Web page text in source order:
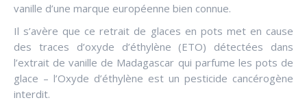
vanille d’une marque européenne bien connue.
Il s’avère que ce retrait de glaces en pots met en cause
des traces d’oxyde d’éthylène (ETO) détectées dans
l’extrait de vanille de Madagascar qui parfume les pots de
glace – l’Oxyde d’éthylène est un pesticide cancérogène
interdit.